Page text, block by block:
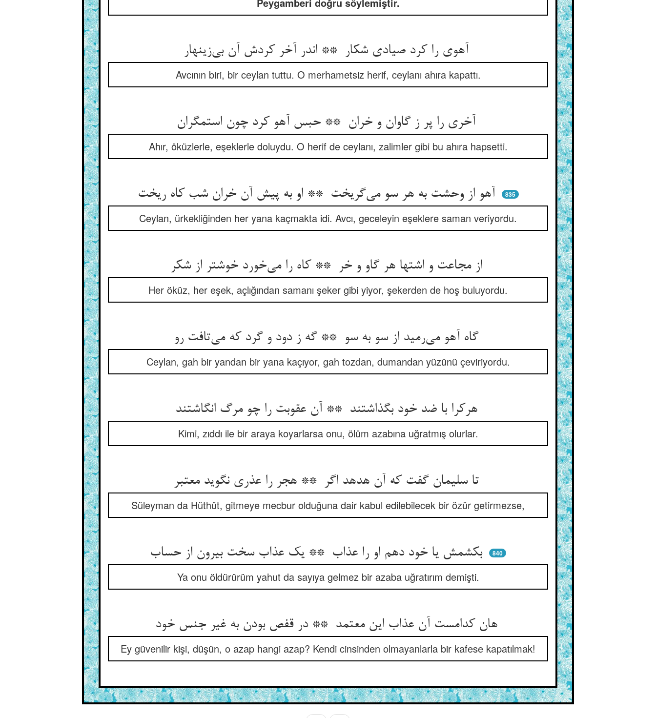
Avcının biri, bir ceylan tuttu. O merhametsiz herif, ceylanı ahıra kapattı.
Ahır, öküzlerle, eşeklerle doluydu. O herif de ceylanı, zalimler gibi bu ahıra hapsetti.
835
Ceylan, ürkekliğinden her yana kaçmakta idi. Avcı, geceleyin eşeklere saman veriyordu.
از مجاعت و اشتها هر گاو و خر ** کاه را می‌خورد خوشتر از شکر
Her öküz, her eşek, açlığından samanı şeker gibi yiyor, şekerden de hoş buluyordu.
گاه آهو می‌رمید از سو به سو ** گه ز دود و گرد که می‌تافت رو
Ceylan, gah bir yandan bir yana kaçıyor, gah tozdan, dumandan yüzünü çeviriyordu.
هرکرا با ضد خود بگذاشتند ** آن عقوبت را چو مرگ انگاشتند
Kimi, zıddı ile bir araya koyarlarsa onu, ölüm azabına uğratmış olurlar.
تا سلیمان گفت که آن هدهد اگر ** هجر را عذری نگوید معتبر
Süleyman da Hüthüt, gitmeye mecbur olduğuna dair kabul edilebilecek bir özür getirmezse,
بکشمش یا خود دهم او را عذاب ** یک عذاب سخت بیرون از حساب 840
Ya onu öldürürüm yahut da sayıya gelmez bir azaba uğratırım demişti.
هان کدامست آن عذاب این معتمد ** در قفص بودن به غیر جنس خود
Ey güvenilir kişi, düşün, o azap hangi azap? Kendi cinsinden olmayanlarla bir kafese kapatılmak!